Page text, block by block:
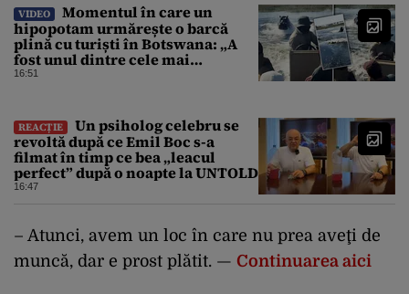
VIDEO
Momentul în care un
hipopotam urmărește o barcă
plină cu turiști în Botswana: „A
fost unul dintre cele mai
înfricoșătoare momente”
16:51
REACȚIE
Un psiholog celebru se
revoltă după ce Emil Boc s-a
filmat în timp ce bea „leacul
perfect” după o noapte la UNTOLD
16:47
– Atunci, avem un loc în care nu prea aveţi de
muncă, dar e prost plătit. — Continuarea aici